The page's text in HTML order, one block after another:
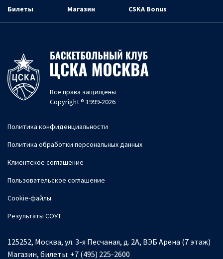
Билеты Магазин CSKA Bonus
Все права защищены
Copyright ® 1999-2026
Политика конфиденциальности
Политика обработки персональных данных
Клиентское соглашение
Пользовательское соглашение
Cookie-файлы
Результаты СОУТ
125252, Москва, ул. 3-я Песчаная, д. 2А, ВЭБ Арена (7 этаж)
Магазин, билеты: +7 (495) 225-2600